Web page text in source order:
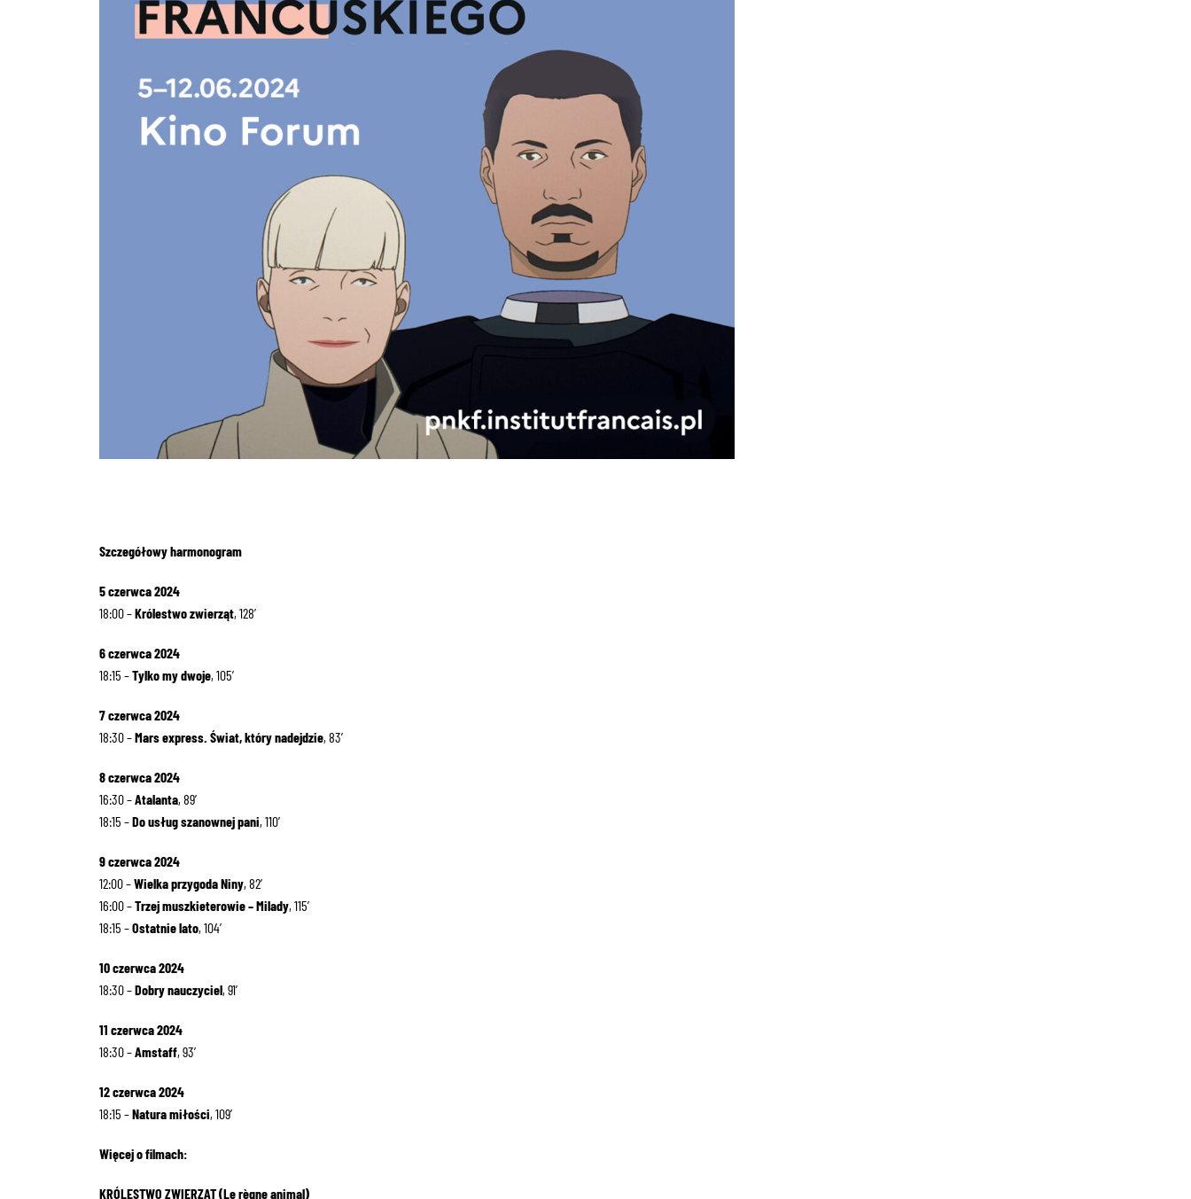
Szczegółowy harmonogram
5 czerwca 2024
18:00 –Królestwo zwierząt, 128′
6 czerwca 2024
18:15 –Tylko my dwoje, 105′
7 czerwca 2024
18:30 –Mars express. Świat, który nadejdzie, 83′
8 czerwca 2024
16:30 –Atalanta, 89′
18:15 –Do usług szanownej pani, 110′
9 czerwca 2024
12:00 –Wielka przygoda Niny, 82′
16:00 –Trzej muszkieterowie – Milady, 115′
18:15 –Ostatnie lato, 104′
10 czerwca 2024
18:30 –Dobry nauczyciel, 91′
11 czerwca 2024
18:30 –Amstaff, 93′
12 czerwca 2024
18:15 –Natura miłości, 109′
Więcej o filmach:
KRÓLESTWO ZWIERZĄT (Le règne animal)